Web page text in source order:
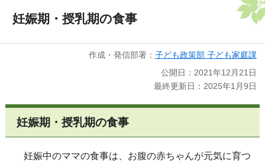
妊娠期・授乳期の食事
作成・発信部署： 子ども政策部 子ども家庭課
公開日：2021年12月21日
最終更新日：2025年1月9日
妊娠期・授乳期の食事
妊娠中のママの食事は、お腹の赤ちゃんが元気に育つ